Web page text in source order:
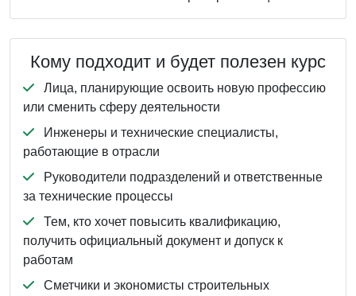
Кому подходит и будет полезен курс
Лица, планирующие освоить новую профессию
или сменить сферу деятельности
Инженеры и технические специалисты,
работающие в отрасли
Руководители подразделений и ответственные
за технические процессы
Тем, кто хочет повысить квалификацию,
получить официальный документ и допуск к
работам
Сметчики и экономисты строительных